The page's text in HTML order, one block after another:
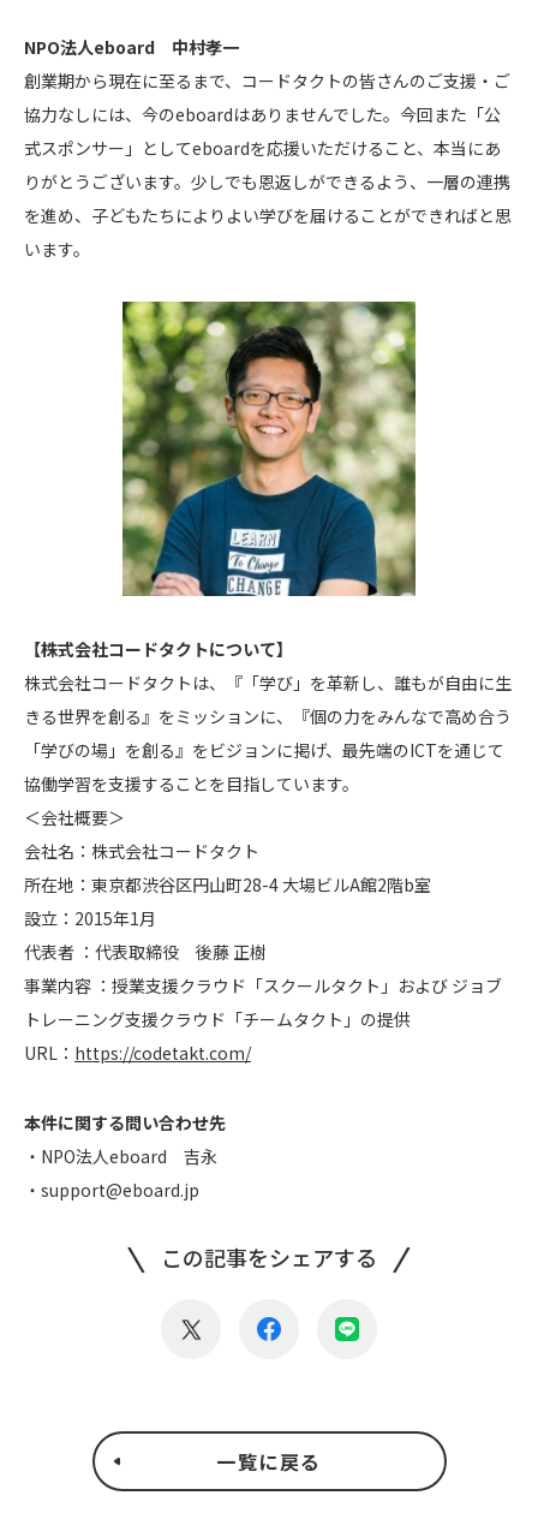
NPO法人eboard 中村孝一
創業期から現在に至るまで、コードタクトの皆さんのご支援・ご
協力なしには、今のeboardはありませんでした。今回また「公
式スポンサー」としてeboardを応援いただけること、本当にあ
りがとうございます。少しでも恩返しができるよう、一層の連携
を進め、子どもたちによりよい学びを届けることができればと思
います。
【株式会社コードタクトについて】
株式会社コードタクトは、『「学び」を革新し、誰もが自由に生
きる世界を創る』をミッションに、『個の力をみんなで高め合う
「学びの場」を創る』をビジョンに掲げ、最先端のICTを通じて
協働学習を支援することを目指しています。
＜会社概要＞
会社名：株式会社コードタクト
所在地：東京都渋谷区円山町28-4 大場ビルA館2階b室
設立：2015年1月
代表者 ：代表取締役 後藤 正樹
事業内容 ：授業支援クラウド「スクールタクト」および ジョブ
トレーニング支援クラウド「チームタクト」の提供
URL： https://codetakt.com/
本件に関する問い合わせ先
・NPO法人eboard 吉永
・support@eboard.jp
この記事をシェアする
一覧に戻る